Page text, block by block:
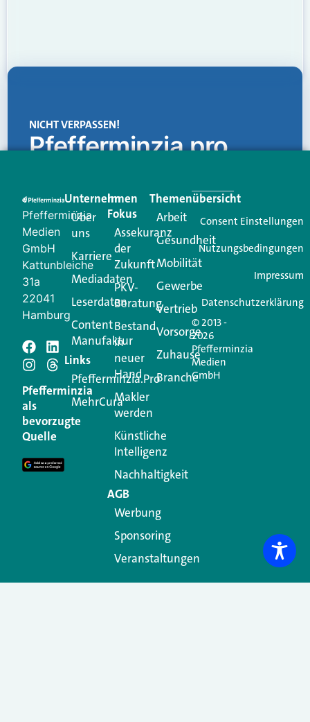
NICHT VERPASSEN!
Pfefferminzia.pro
Creator für Ihre Kundenkommunikation. Alles, was
Ihren Vertriebsalltag leichter macht. Mit nur einem
Login.
Jetzt anmelden
Schreiben Sie einen
Kommentar
Ihre E-Mail-Adresse wird nicht veröffentlicht.
Erforderliche Felder sind mit
Kommentar
Pfefferminzia
Medien
GmbH
Kattunbleiche
31a
22041
Hamburg
Pfefferminzia
als
bevorzugte
Quelle
Unternehmen
Über
uns
Karriere
Mediadaten
Leserdaten
Content
Manufaktur
Links
Pfefferminzia.Pro
MehrCura
Im
Fokus
Assekuranz
der
Zukunft
PKV-
Beratung
Bestand
in
neuer
Hand
Makler
werden
Künstliche
Intelligenz
Nachhaltigkeit
AGB
Werbung
Sponsoring
Veranstaltungen
Themenübersicht
Arbeit
Gesundheit
Mobilität
Gewerbe
Vertrieb
Vorsorge
Zuhause
Branche
© 2013 -
2026
Pfefferminzia
Medien
GmbH
Consent Einstellungen
Nutzungsbedingungen
Impressum
Datenschutzerklärung